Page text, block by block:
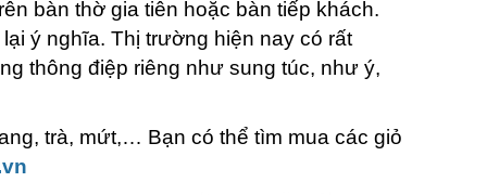
bàn thờ gia tiên hoặc bàn tiếp khách.
ý nghĩa. Thị trường hiện nay có rất
thông điệp riêng như sung túc, như ý,
trà, mứt,… Bạn có thể tìm mua các giỏ